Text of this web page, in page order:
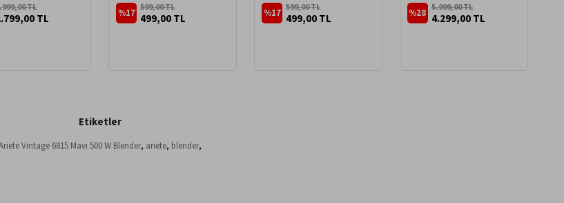
TL
TL
499,00 TL
599,00 TL
%17 499,00 TL
599,00 TL
%17 4.299,00 TL
5.999,00 TL
%28
Etiketler
Vintage 6815 Mavi 500 W Blender, ariete, blender,